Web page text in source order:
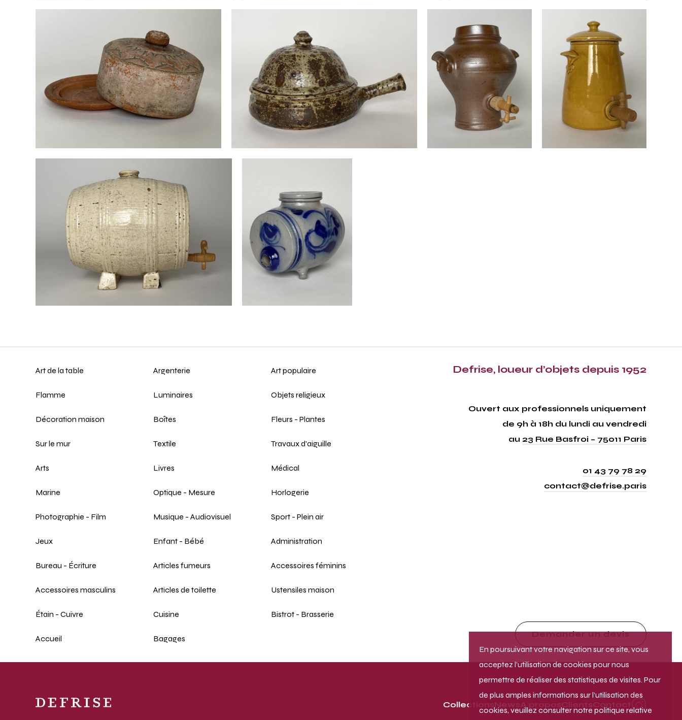
Art de la table Argenterie Art populaire
Flamme Luminaires Objets religieux
Décoration maison Boîtes Fleurs - Plantes
Sur le mur Textile Travaux d'aiguille
Arts Livres Médical
Marine Optique - Mesure Horlogerie
Photographie - Film Musique - Audiovisuel Sport - Plein air
Jeux Enfant - Bébé Administration
Bureau - Écriture Articles fumeurs Accessoires féminins
Accessoires masculins Articles de toilette Ustensiles maison
Étain - Cuivre Cuisine Bistrot - Brasserie
Accueil Bagages
Defrise, loueur d’objets depuis 1952
Ouvert aux professionnels uniquement
de 9h à 18h du lundi au vendredi
au 23 Rue Basfroi – 75011 Paris
01 43 79 78 29
contact@defrise.paris
Demander un devis
Collections
En poursuivant votre navigation sur ce site, vous
acceptez l’utilisation de cookies pour nous
permettre de réaliser des statistiques de visites. Pour
de plus amples informations sur l’utilisation des
cookies, veuillez consulter notre politique relative